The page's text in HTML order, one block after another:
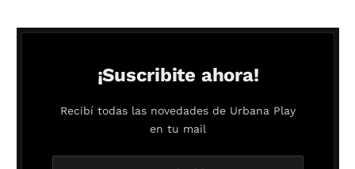
¡Suscribite ahora!
Recibí todas las novedades de Urbana Play
en tu mail